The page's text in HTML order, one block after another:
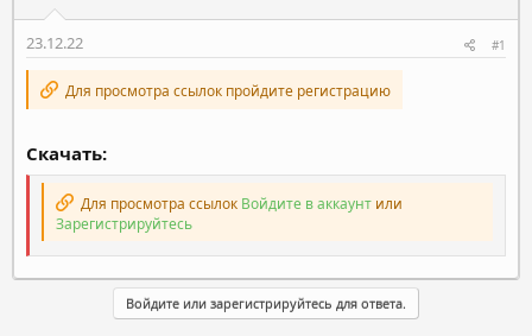
м
ы
а
а
23.12.22 #1
Для просмотра ссылок пройдите регистрацию
Скачать:
Для просмотра ссылок Войдите в аккаунт или
Зарегистрируйтесь
Войдите или зарегистрируйтесь для ответа.